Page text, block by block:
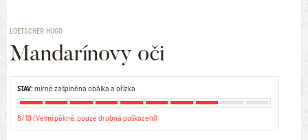
LOETSCHER HUGO
Mandarínovy oči
STAV:mírně zašpiněná obálka a ořízka
8/10 (Velmi pěkné, pouze drobná poškození)